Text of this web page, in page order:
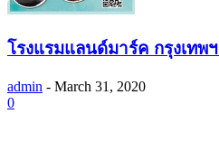
โรงแรมแลนด์มาร์ค กรุงเทพ
admin - March 31, 2020
0